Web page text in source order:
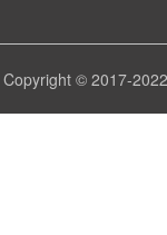
Copyright © 2017-2022